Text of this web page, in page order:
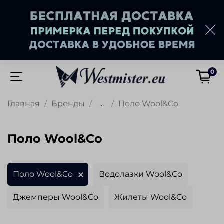
0
Главная Бренды ... Поло Wool&Co
Поло Wool&Co
Поло Wool&Co Водолазки Wool&Co
Джемперы Wool&Co Жилеты Wool&Co